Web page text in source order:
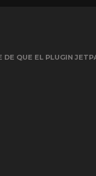
QUE EL PLUGIN